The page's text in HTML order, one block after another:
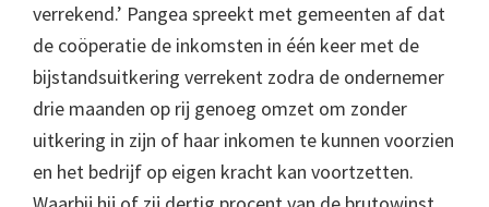
verrekend.’ Pangea spreekt met gemeenten af dat
de coöperatie de inkomsten in één keer met de
bijstandsuitkering verrekent zodra de ondernemer
drie maanden op rij genoeg omzet om zonder
uitkering in zijn of haar inkomen te kunnen voorzien
en het bedrijf op eigen kracht kan voortzetten.